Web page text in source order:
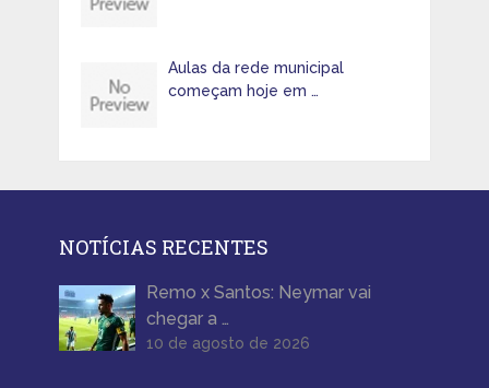
Aulas da rede municipal
começam hoje em …
NOTÍCIAS RECENTES
Remo x Santos: Neymar vai
chegar a …
10 de agosto de 2026